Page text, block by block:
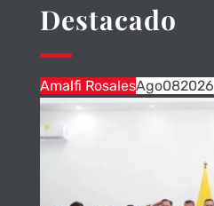
Destacado
Amalfi RosalesAgo082026